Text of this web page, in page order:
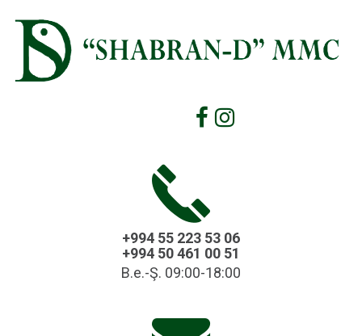
+994 55 223 53 06
+994 50 461 00 51
B.e.-Ş. 09:00-18:00